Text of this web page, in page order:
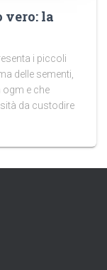
vero: la
i piccoli
delle sementi,
ogm e che
da custodire